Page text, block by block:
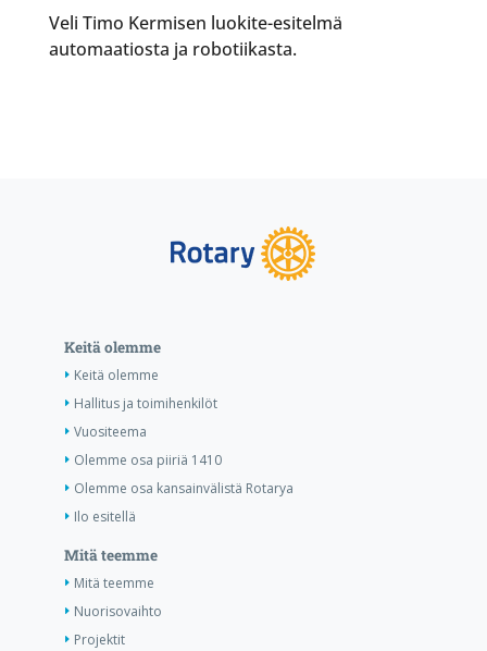
Veli Timo Kermisen luokite-esitelmä
automaatiosta ja robotiikasta.
Keitä olemme
Keitä olemme
Hallitus ja toimihenkilöt
Vuositeema
Olemme osa piiriä 1410
Olemme osa kansainvälistä Rotarya
Ilo esitellä
Mitä teemme
Mitä teemme
Nuorisovaihto
Projektit